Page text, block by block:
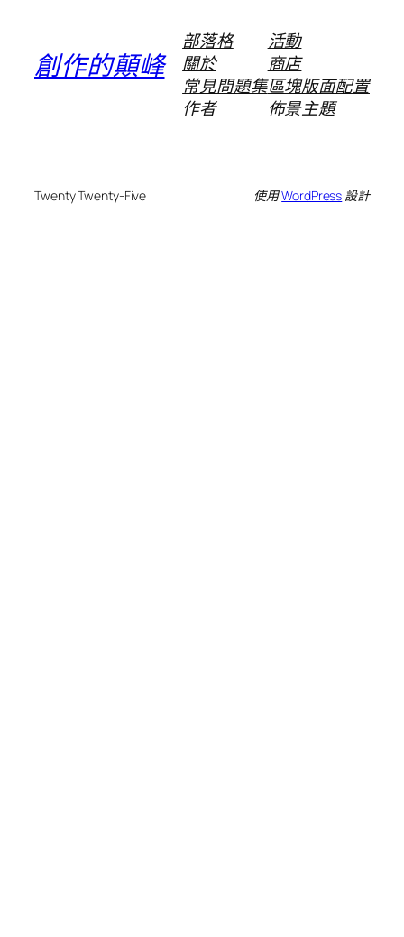
創作的顛峰
部落格
關於
常見問題集
作者
活動
商店
區塊版面配置
佈景主題
Twenty Twenty-Five 使用WordPress 設計